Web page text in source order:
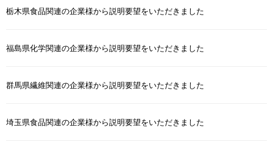
栃木県食品関連の企業様から説明要望をいただきました
福島県化学関連の企業様から説明要望をいただきました
群馬県繊維関連の企業様から説明要望をいただきました
埼玉県食品関連の企業様から説明要望をいただきました